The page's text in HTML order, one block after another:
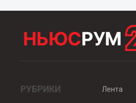
РУБРИКИ
Лента